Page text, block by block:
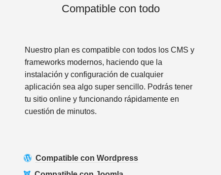
Compatible con todo
Nuestro plan es compatible con todos los CMS y
frameworks modernos, haciendo que la
instalación y configuración de cualquier
aplicación sea algo super sencillo. Podrás tener
tu sitio online y funcionando rápidamente en
cuestión de minutos.
Compatible con Wordpress